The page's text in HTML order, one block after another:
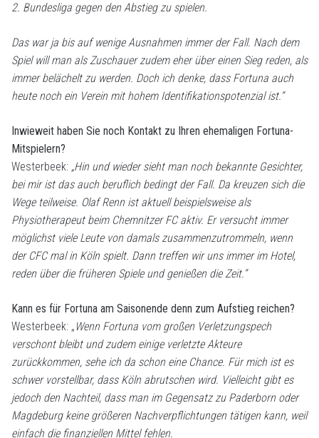
2. Bundesliga gegen den Abstieg zu spielen.
Das war ja bis auf wenige Ausnahmen immer der Fall. Nach dem
Spiel will man als Zuschauer zudem eher über einen Sieg reden, als
immer belächelt zu werden. Doch ich denke, dass Fortuna auch
heute noch ein Verein mit hohem Identifikationspotenzial ist.“
Inwieweit haben Sie noch Kontakt zu Ihren ehemaligen Fortuna-
Mitspielern?
Westerbeek: „Hin und wieder sieht man noch bekannte Gesichter,
bei mir ist das auch beruflich bedingt der Fall. Da kreuzen sich die
Wege teilweise. Olaf Renn ist aktuell beispielsweise als
Physiotherapeut beim Chemnitzer FC aktiv. Er versucht immer
möglichst viele Leute von damals zusammenzutrommeln, wenn
der CFC mal in Köln spielt. Dann treffen wir uns immer im Hotel,
reden über die früheren Spiele und genießen die Zeit.“
Kann es für Fortuna am Saisonende denn zum Aufstieg reichen?
Westerbeek: „ Wenn Fortuna vom großen Verletzungspech
verschont bleibt und zudem einige verletzte Akteure
zurückkommen, sehe ich da schon eine Chance. Für mich ist es
schwer vorstellbar, dass Köln abrutschen wird. Vielleicht gibt es
jedoch den Nachteil, dass man im Gegensatz zu Paderborn oder
Magdeburg keine größeren Nachverpflichtungen tätigen kann, weil
einfach die finanziellen Mittel fehlen.